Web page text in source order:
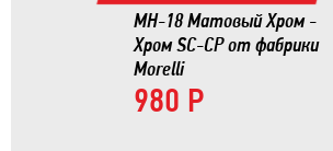
MH-18 Матовый Хром -
Хром SC-CP от фабрики
Morelli
980 Р